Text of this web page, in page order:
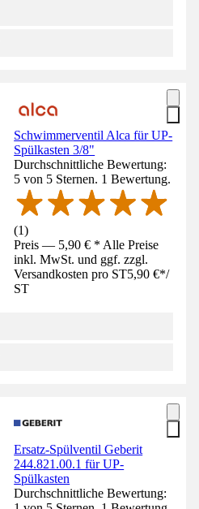
Schwimmerventil Alca für UP-
Spülkasten 3/8"
Durchschnittliche Bewertung:
5 von 5 Sternen. 1 Bewertung.
(1)
Preis — 5,90 € * Alle Preise
inkl. MwSt. und ggf. zzgl.
Versandkosten pro ST5,90 €*/
ST
Ersatz-Spülventil Geberit
244.821.00.1 für UP-
Spülkasten
Durchschnittliche Bewertung: